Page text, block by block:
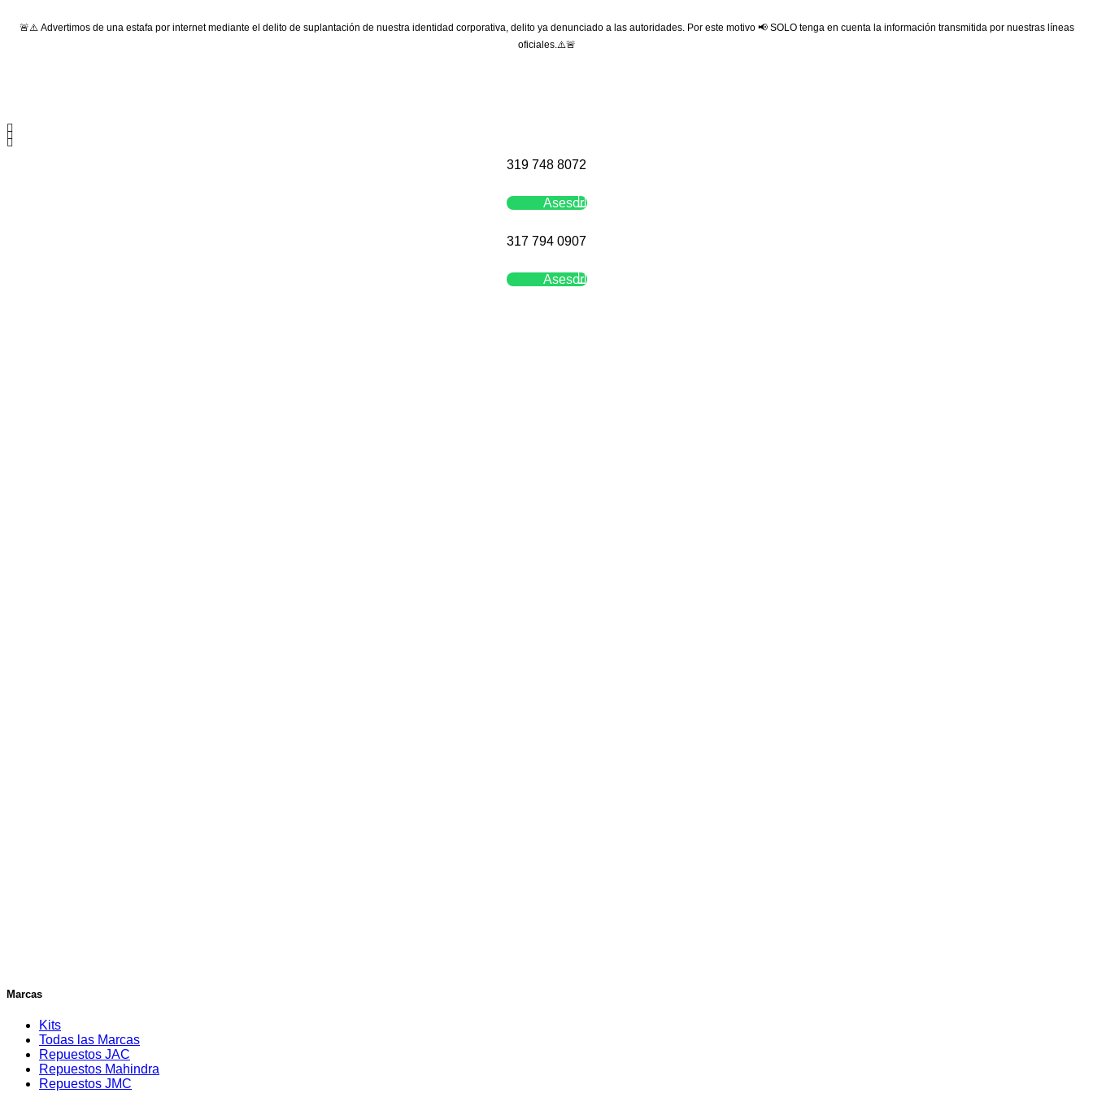
🚨⚠️ Advertimos de una estafa por internet mediante el delito de suplantación de nuestra identidad corporativa, delito ya denunciado a las autoridades. Por este motivo 📢 SOLO tenga en cuenta la información transmitida por nuestras líneas
oficiales.⚠️🚨
319 748 8072
Asesor
317 794 0907
Asesor
Marcas
Kits
Todas las Marcas
Repuestos JAC
Repuestos Mahindra
Repuestos JMC